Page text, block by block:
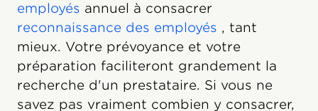
employés annuel à consacrer
reconnaissance des employés , tant
mieux. Votre prévoyance et votre
préparation faciliteront grandement la
recherche d'un prestataire. Si vous ne
savez pas vraiment combien y consacrer,